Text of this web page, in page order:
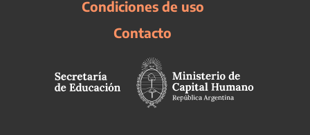
Condiciones de uso
Contacto